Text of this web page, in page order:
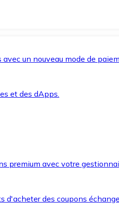
un nouveau mode de
et des dApps.
premium avec votre
des coupons